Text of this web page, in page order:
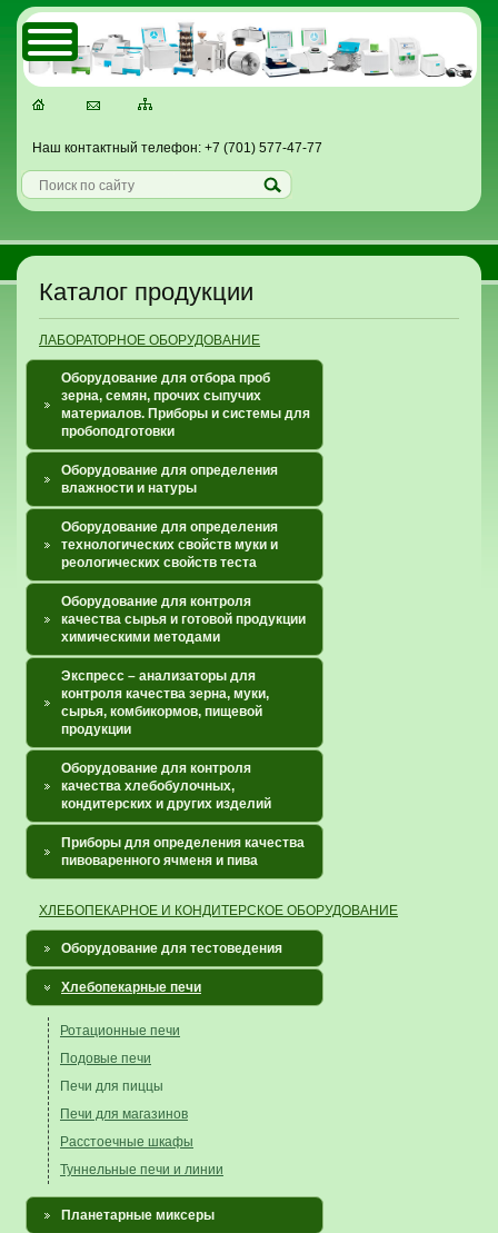
Наш контактный телефон: +7 (701) 577-47-77
Каталог продукции
ЛАБОРАТОРНОЕ ОБОРУДОВАНИЕ
Оборудование для отбора проб
зерна, семян, прочих сыпучих
материалов. Приборы и системы для
пробоподготовки
Оборудование для определения
влажности и натуры
Оборудование для определения
технологических свойств муки и
реологических свойств теста
Оборудование для контроля
качества сырья и готовой продукции
химическими методами
Экспресс – анализаторы для
контроля качества зерна, муки,
сырья, комбикормов, пищевой
продукции
Оборудование для контроля
качества хлебобулочных,
кондитерских и других изделий
Приборы для определения качества
пивоваренного ячменя и пива
ХЛЕБОПЕКАРНОЕ И КОНДИТЕРСКОЕ ОБОРУДОВАНИЕ
Оборудование для тестоведения
Хлебопекарные печи
Ротационные печи
Подовые печи
Печи для пиццы
Печи для магазинов
Расстоечные шкафы
Туннельные печи и линии
Планетарные миксеры